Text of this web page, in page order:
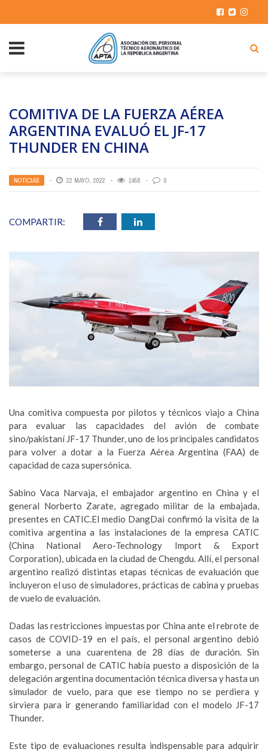
COMITIVA DE LA FUERZA AÉREA
ARGENTINA EVALUÓ EL JF-17
THUNDER EN CHINA
NOTICIAS 22 MAYO, 2022 1458 0
COMPARTIR:
Una comitiva compuesta por pilotos y técnicos viajo a China
para evaluar las capacidades del avión de combate
sino/pakistaní JF-17 Thunder, uno de los principales candidatos
para volver a dotar a la Fuerza Aérea Argentina (FAA) de
capacidad de caza supersónica.
Sabino Vaca Narvaja, el embajador argentino en China y el
general Norberto Zarate, agregado militar de la embajada,
presentes en CATIC.El medio DangDai confirmó la visita de la
comitiva argentina a las instalaciones de la empresa CATIC
(China National Aero-Technology Import & Export
Corporation), ubicada en la ciudad de Chengdu. Allí, el personal
argentino realizó distintas etapas técnicas de evaluación que
incluyeron el uso de simuladores, prácticas de cabina y pruebas
de vuelo de evaluación.
Dadas las restricciones impuestas por China ante el rebrote de
casos de COVID-19 en el país, el personal argentino debió
someterse a una cuarentena de 28 días de duración. Sin
embargo, personal de CATIC había puesto a disposición de la
delegación argentina documentación técnica diversa y hasta un
simulador de vuelo, para que ese tiempo no se perdiera y
sirviera para ir generando familiaridad con el modelo JF-17
Thunder.
Este tipo de evaluaciones resulta indispensable para adquirir